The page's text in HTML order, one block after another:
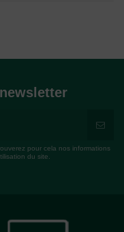
pour cela nos informations
du site.